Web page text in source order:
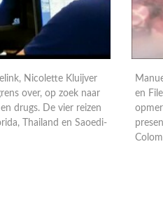
Geraldine Kemper
over op zoek naar
drugs. De vier BNN-
tot Japan en van
en
van
Ara ...